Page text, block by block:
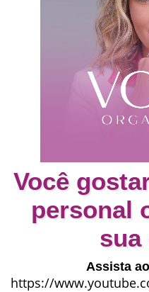
Você
personal
sua
Assista
https://